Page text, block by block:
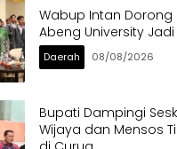
Wabup Intan Dorong
Abeng University
Daerah 08/08/2026
Bupati Dampingi
Wijaya dan Mensos